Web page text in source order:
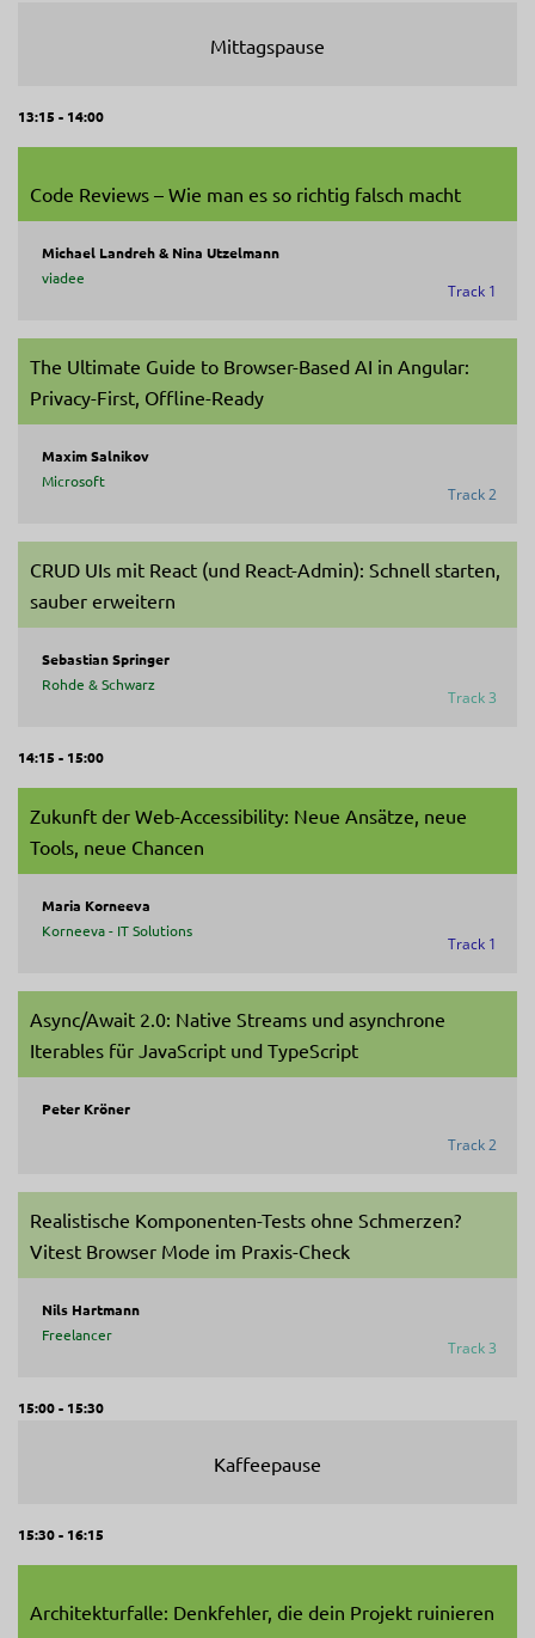
Mittagspause
13:15 - 14:00
Code Reviews – Wie man es so richtig falsch macht
Michael Landreh & Nina Utzelmann
viadee
Track 1
The Ultimate Guide to Browser-Based AI in Angular:
Privacy-First, Offline-Ready
Maxim Salnikov
Microsoft
Track 2
CRUD UIs mit React (und React-Admin): Schnell starten,
sauber erweitern
Sebastian Springer
Rohde & Schwarz
Track 3
14:15 - 15:00
Zukunft der Web-Accessibility: Neue Ansätze, neue
Tools, neue Chancen
Maria Korneeva
Korneeva - IT Solutions
Track 1
Async/Await 2.0: Native Streams und asynchrone
Iterables für JavaScript und TypeScript
Peter Kröner
Track 2
Realistische Komponenten-Tests ohne Schmerzen?
Vitest Browser Mode im Praxis-Check
Nils Hartmann
Freelancer
Track 3
15:00 - 15:30
Kaffeepause
15:30 - 16:15
Architekturfalle: Denkfehler, die dein Projekt ruinieren